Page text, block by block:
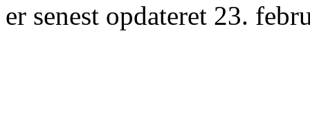
er senest opdateret 23.